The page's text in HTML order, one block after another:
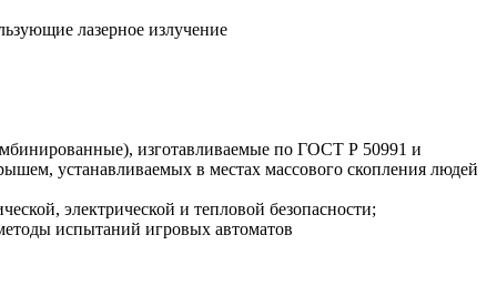
лазерное излучение
изготавливаемые по ГОСТ Р 50991 и
устанавливаемых в местах массового скопления людей
электрической и тепловой безопасности;
испытаний игровых автоматов